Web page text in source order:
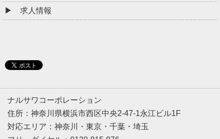
求人情報
ナルサワコーポレーション
住所：神奈川県横浜市西区中央2-47-1永江ビル1F
対応エリア：神奈川・東京・千葉・埼玉